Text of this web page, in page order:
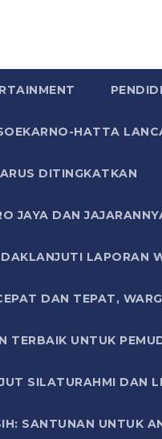
HATTA
DITINGKATKAN
JAYA DAN
LAPORAN
DAN TEPAT,
TERBAIK UNTUK
SILATURAHMI DAN
SANTUNAN UNTUK